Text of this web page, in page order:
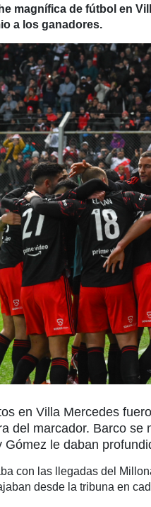
magnífica de fútbol en
a los ganadores.
en Villa Mercedes
del marcador. Barco
Gómez le daban
con las llegadas del
desde la tribuna en